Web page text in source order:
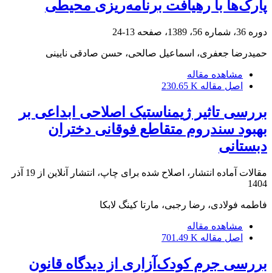
پارک‌ها با رهیافت برنامه‌‌ریزی محیطی
دوره 36، شماره 56، 1389، صفحه 13-24
حمیدرضا جعفری، اسماعیل صالحی، حسن صادقی نایینی
مشاهده مقاله
اصل مقاله 230.65 K
بررسی تاثیر ژیمناستیک اصلاحی ابداعی بر
بهبود سندروم متقاطع فوقانی دختران
دبستانی
مقالات آماده انتشار، اصلاح شده برای چاپ، انتشار آنلاین از
19 آذر
1404
فاطمه فولادی، رضا رجبی، مارتا کینگ لابکا
مشاهده مقاله
اصل مقاله 701.49 K
بررسی جرم کودک‌آزاری از دیدگاه قانون